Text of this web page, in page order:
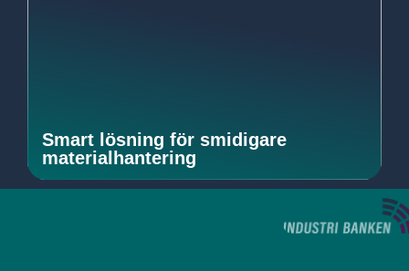
Smart lösning för smidigare
materialhantering